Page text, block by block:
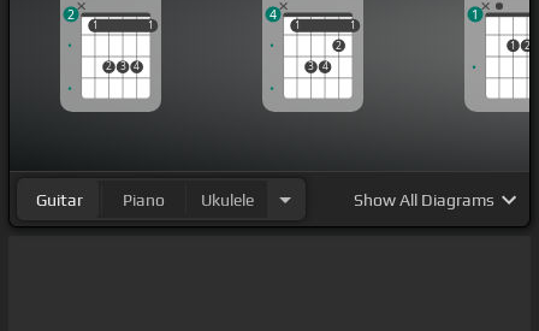
que tú no vas a volver
y tengo tu foto
al lado y yo bailando cuando
éramos menores de edad
1
2 3 4
1
1 1
2
1
3 4
2
1
1 1
4
1 2
1
Guitar Piano Ukulele ShowAll Diagrams